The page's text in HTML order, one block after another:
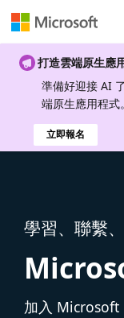
打造雲端原生應
準備好迎接 AI
端原生應用程式。
立即報名
學習、聯繫
加入 Microsoft